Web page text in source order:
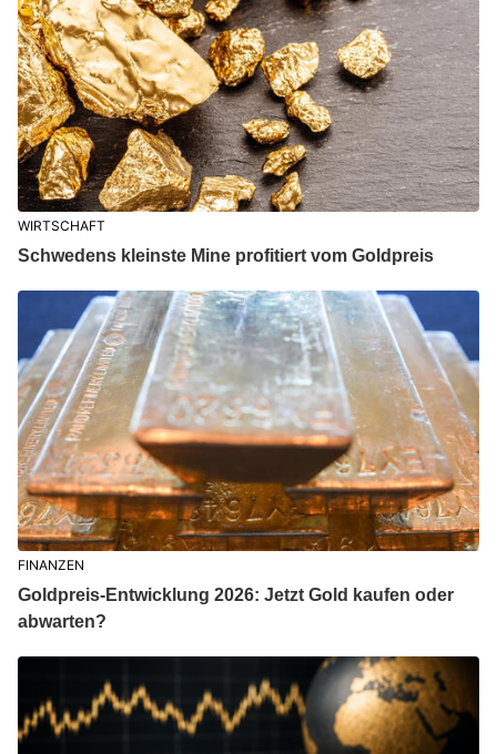
WIRTSCHAFT
Schwedens kleinste Mine profitiert vom Goldpreis
FINANZEN
Goldpreis-Entwicklung 2026: Jetzt Gold kaufen oder
abwarten?